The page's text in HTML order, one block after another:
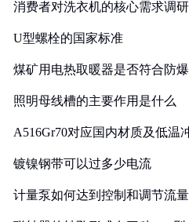
消费者对洗衣机的核心需求调
U型螺栓的国家标准
煤矿用电热取暖器是否符合防
照明母线槽的主要作用是什么
A516Gr70对应国内材质及低温
镀镍钢带可以过多少电流
计量泵如何达到控制和调节流